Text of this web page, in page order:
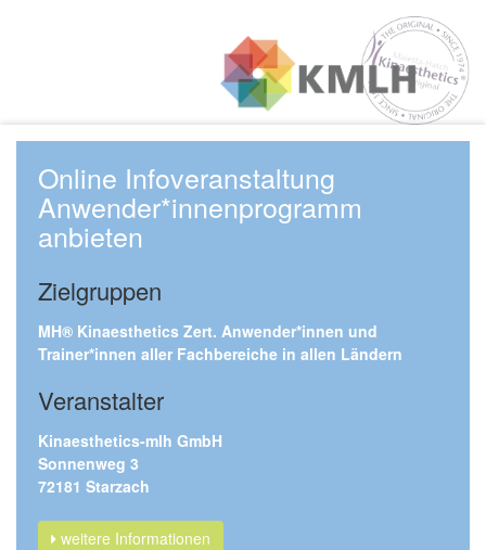
Online Infoveranstaltung
Anwender*innenprogramm
anbieten
Zielgruppen
MH® Kinaesthetics Zert. Anwender*innen und
Trainer*innen aller Fachbereiche in allen Ländern
Veranstalter
Kinaesthetics-mlh GmbH
Sonnenweg 3
72181 Starzach
weitere Informationen